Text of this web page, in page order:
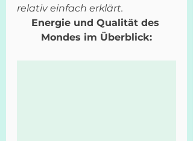
relativ einfach erklärt.
Energie und Qualität des
Mondes im Überblick: